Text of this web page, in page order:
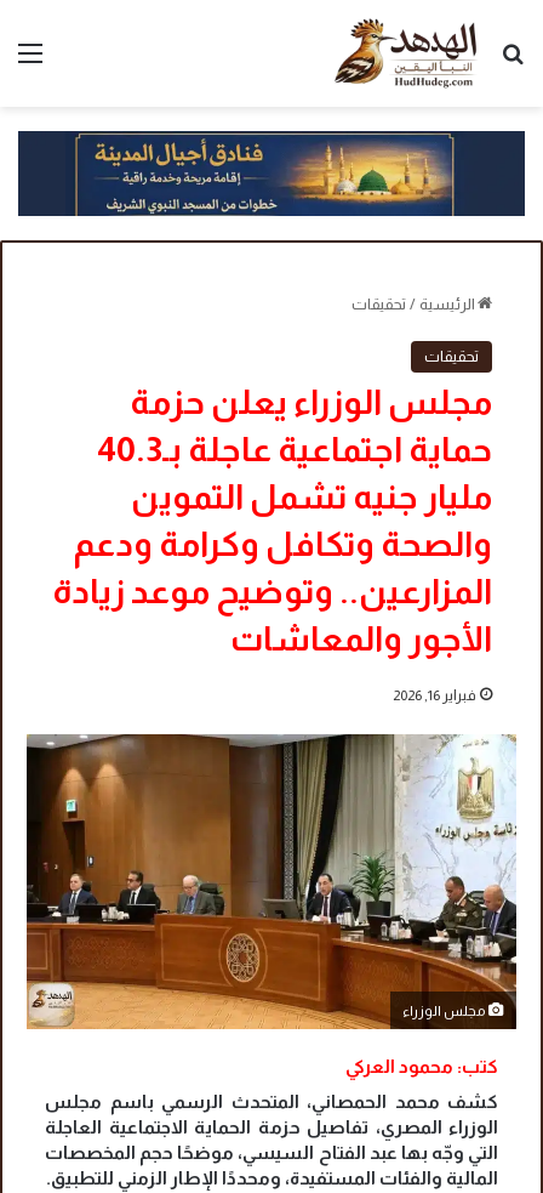
بحث عن
الرئيسية / تحقيقات
تحقيقات
مجلس الوزراء يعلن حزمة
حماية اجتماعية عاجلة بـ40.3
مليار جنيه تشمل التموين
والصحة وتكافل وكرامة ودعم
المزارعين.. وتوضيح موعد زيادة
الأجور والمعاشات
فبراير 16, 2026
مجلس الوزراء
كتب: محمود العركي
كشف محمد الحمصاني، المتحدث الرسمي باسم مجلس
الوزراء المصري، تفاصيل حزمة الحماية الاجتماعية العاجلة
التي وجّه بها عبد الفتاح السيسي، موضحًا حجم المخصصات
المالية والفئات المستفيدة، ومحددًا الإطار الزمني للتطبيق.